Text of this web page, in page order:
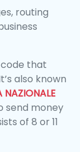
routing
code that
also known
NAZIONALE
send money
of 8 or 11